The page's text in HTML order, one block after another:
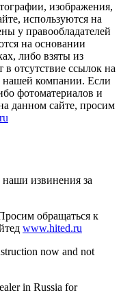
изображения,
используются на
у правообладателей
на основании
либо взяты из
отсутствие ссылок на
нашей компании. Если
фотоматериалов и
данном сайте, просим
извинения за
обращаться к
www.hited.ru
now and not
in Russia for